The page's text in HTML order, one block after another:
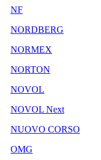
NF
NORDBERG
NORMEX
NORTON
NOVOL
NOVOL Next
NUOVO CORSO
OMG